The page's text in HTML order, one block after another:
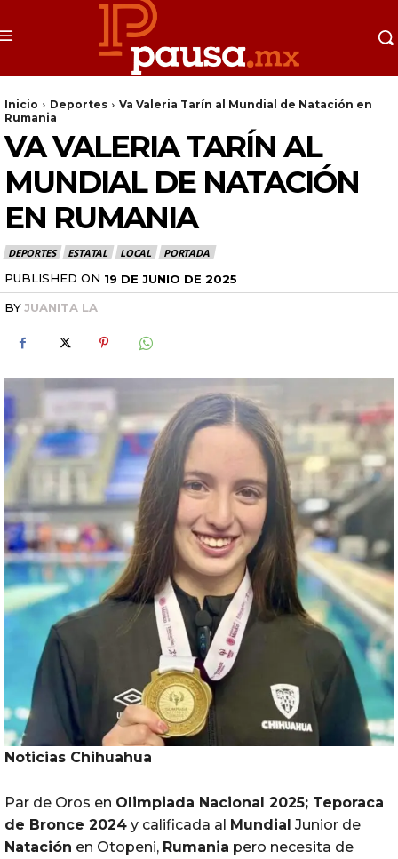
Inicio Deportes
Va Valeria Tarín al Mundial de Natación en
Rumania
VA VALERIA TARÍN AL
MUNDIAL DE NATACIÓN
EN RUMANIA
DEPORTES ESTATAL LOCAL PORTADA
PUBLISHED ON 19 DE JUNIO DE 2025
BYJUANITA LA
Noticias Chihuahua
Par de Oros en Olimpiada Nacional 2025; Teporaca
de Bronce 2024 y calificada al Mundial Junior de
Natación en Otopeni, Rumania pero necesita de